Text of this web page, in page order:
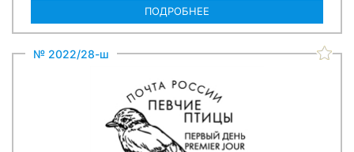
ПОДРОБНЕЕ
№ 2022/28-ш